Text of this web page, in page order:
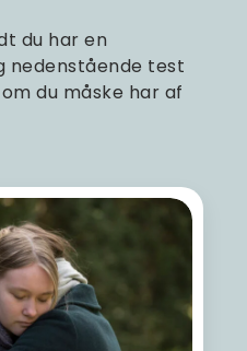
du har en
nedenstående test
du måske har af